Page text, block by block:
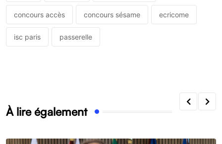
concours accès concours sésame ecricome
isc paris passerelle
À lire également